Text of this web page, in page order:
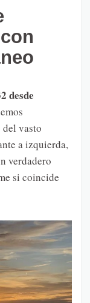
desde
del vasto
a izquierda,
verdadero
si coincide